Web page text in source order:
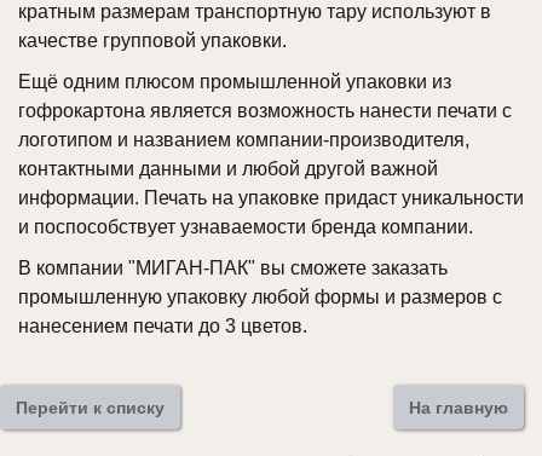
кратным размерам транспортную тару используют в
качестве групповой упаковки.
Ещё одним плюсом промышленной упаковки из
гофрокартона является возможность нанести печати с
логотипом и названием компании-производителя,
контактными данными и любой другой важной
информации. Печать на упаковке придаст уникальности
и поспособствует узнаваемости бренда компании.
В компании "МИГАН-ПАК" вы сможете заказать
промышленную упаковку любой формы и размеров с
нанесением печати до 3 цветов.
Перейти к списку На главную